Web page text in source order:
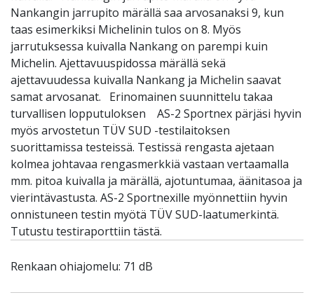
Nankangin jarrupito märällä saa arvosanaksi 9, kun
taas esimerkiksi Michelinin tulos on 8. Myös
jarrutuksessa kuivalla Nankang on parempi kuin
Michelin. Ajettavuuspidossa märällä sekä
ajettavuudessa kuivalla Nankang ja Michelin saavat
samat arvosanat. Erinomainen suunnittelu takaa
turvallisen lopputuloksen AS-2 Sportnex pärjäsi hyvin
myös arvostetun TÜV SUD -testilaitoksen
suorittamissa testeissä. Testissä rengasta ajetaan
kolmea johtavaa rengasmerkkiä vastaan vertaamalla
mm. pitoa kuivalla ja märällä, ajotuntumaa, äänitasoa ja
vierintävastusta. AS-2 Sportnexille myönnettiin hyvin
onnistuneen testin myötä TÜV SUD-laatumerkintä.
Tutustu testiraporttiin tästä.
Renkaan ohiajomelu: 71 dB